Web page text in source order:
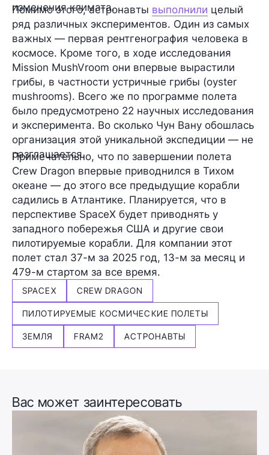
изменения климата.
Помимо этого, астронавты выполнили целый
ряд различных экспериментов. Один из самых
важных — первая рентгенография человека в
космосе. Кроме того, в ходе исследования
Mission MushVroom они впервые вырастили
грибы, в частности устричные грибы (оyster
mushrooms). Всего же по программе полета
было предусмотрено 22 научных исследования
и эксперимента. Во сколько Чун Вану обошлась
организация этой уникальной экспедиции — не
разглашается.
Примечательно, что по завершении полета
Crew Dragon впервые приводнился в Тихом
океане — до этого все предыдущие корабли
садились в Атлантике. Планируется, что в
перспективе SpaceX будет приводнять у
западного побережья США и другие свои
пилотируемые корабли. Для компании этот
полет стал 37-м за 2025 год, 13-м за месяц и
479-м стартом за все время.
SPACEX CREW DRAGON
ПИЛОТИРУЕМЫЕ КОСМИЧЕСКИЕ ПОЛЕТЫ
ЗЕМЛЯ FRAM2 АСТРОНАВТЫ
Вас может заинтересовать